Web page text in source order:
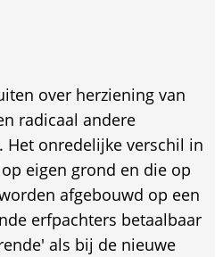
over herziening van
radicaal andere
Het onredelijke verschil in
eigen grond en die op
afgebouwd op een
erfpachters betaalbaar
als bij de nieuwe